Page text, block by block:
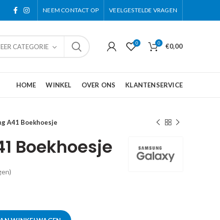
NEEM CONTACT OP VEELGESTELDE VRAGEN
CATEGORIE 0 0 €0,00
HOME WINKEL OVER ONS KLANTENSERVICE
A41 Boekhoesje
Boekhoesje